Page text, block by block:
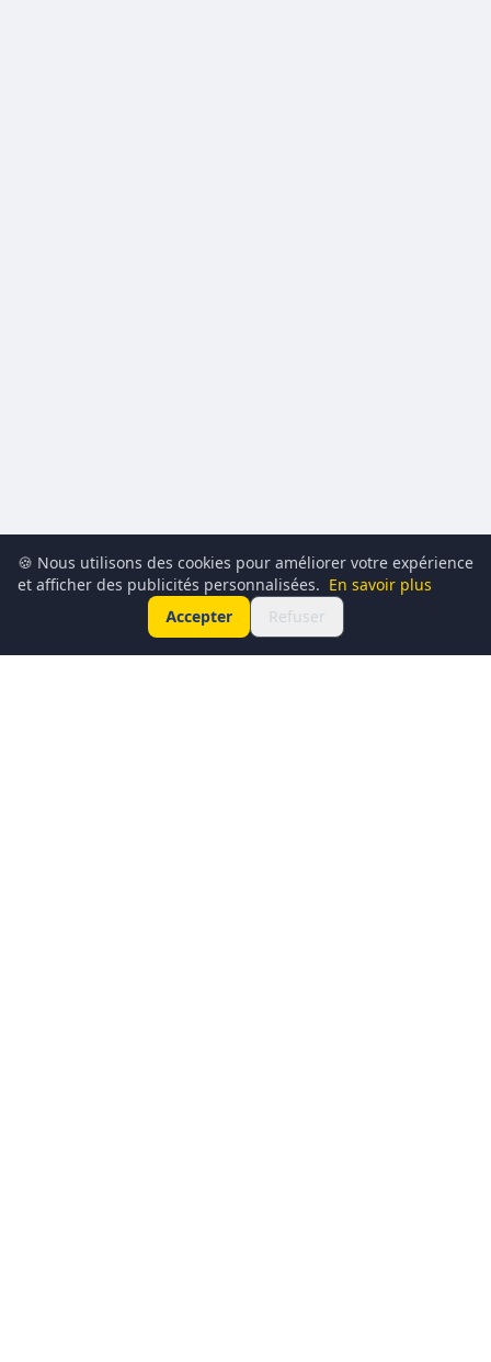
🍪 Nous utilisons des cookies pour améliorer votre expérience
et afficher des publicités personnalisées. En savoir plus
Accepter
Refuser